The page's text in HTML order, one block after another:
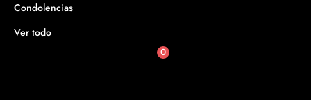
Condolencias
Ver todo
0